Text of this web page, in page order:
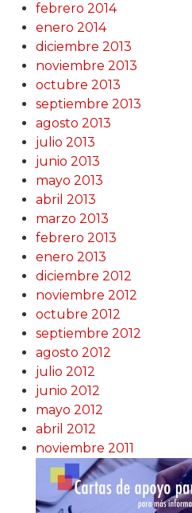
febrero 2014
enero 2014
diciembre 2013
noviembre 2013
octubre 2013
septiembre 2013
agosto 2013
julio 2013
junio 2013
mayo 2013
abril 2013
marzo 2013
febrero 2013
enero 2013
diciembre 2012
noviembre 2012
octubre 2012
septiembre 2012
agosto 2012
julio 2012
junio 2012
mayo 2012
abril 2012
noviembre 2011